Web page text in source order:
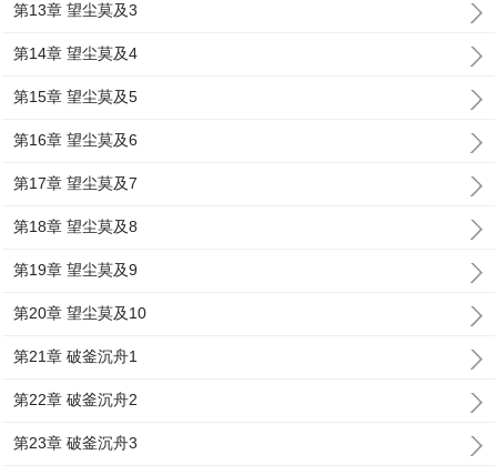
第13章 望尘莫及3
第14章 望尘莫及4
第15章 望尘莫及5
第16章 望尘莫及6
第17章 望尘莫及7
第18章 望尘莫及8
第19章 望尘莫及9
第20章 望尘莫及10
第21章 破釜沉舟1
第22章 破釜沉舟2
第23章 破釜沉舟3